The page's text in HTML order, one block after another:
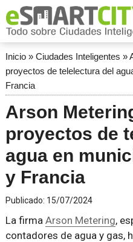
Inicio» Ciudades Inteligentes »
proyectos de telelectura del
Francia
Arson
proyectos de
agua en
y Francia
Publicado: 15/07/2024
La firma Arson Metering,
contadores de agua y gas,